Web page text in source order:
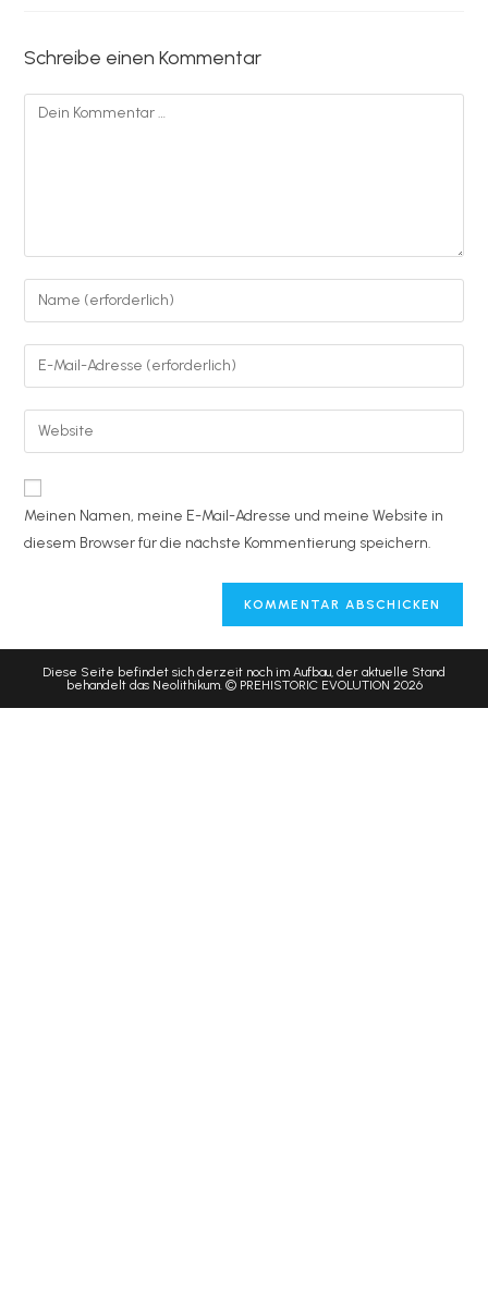
Schreibe einen Kommentar
Meinen Namen, meine E-Mail-Adresse und meine Website in
diesem Browser für die nächste Kommentierung speichern.
Diese Seite befindet sich derzeit noch im Aufbau, der aktuelle Stand
behandelt das Neolithikum. © PREHISTORIC EVOLUTION 2026